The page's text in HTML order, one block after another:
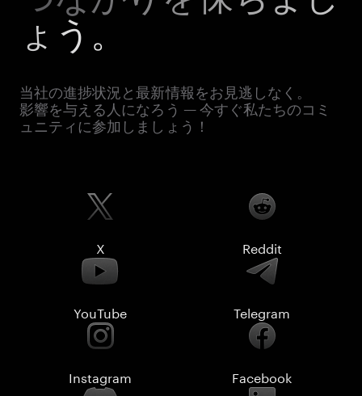
ょう。
当社の進捗状況と最新情報をお見逃しなく。
影響を与える人になろう — 今すぐ私たちのコミ
ュニティに参加しましょう！
X Reddit
YouTube Telegram
Instagram Facebook